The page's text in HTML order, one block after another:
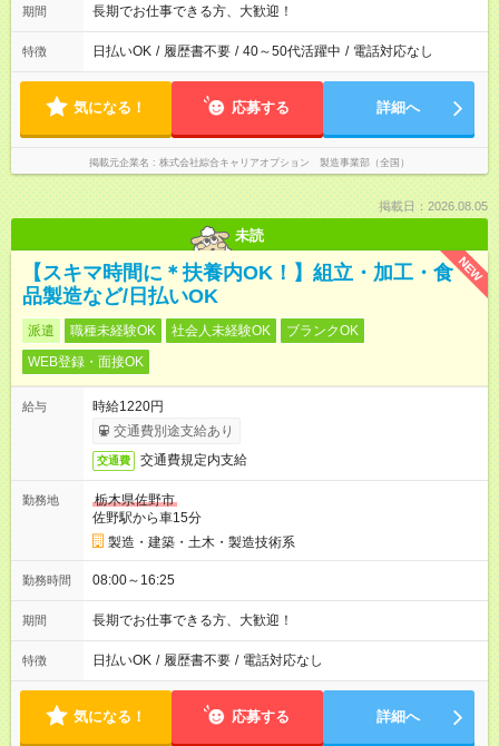
期間 長期でお仕事できる方、大歓迎！
特徴 日払いOK / 履歴書不要 / 40～50代活躍中 / 電話対応なし
気になる！ 応募する 詳細へ
掲載元企業名 株式会社綜合キャリアオプション 製造事業部（全国）
掲載日：2026.08.05
未読
NEW
【スキマ時間に＊扶養内OK！】組立・加工・食
品製造など/日払いOK
派遣 職種未経験OK 社会人未経験OK
ブランクOK
WEB登録・面接OK
給与
時給1220円
交通費別途支給あり
交通費 交通費規定内支給
勤務地
栃木県佐野市
佐野駅から車15分
製造・建築・土木・製造技術系
勤務時間 08:00～16:25
期間 長期でお仕事できる方、大歓迎！
特徴 日払いOK / 履歴書不要 / 電話対応なし
気になる！ 応募する 詳細へ